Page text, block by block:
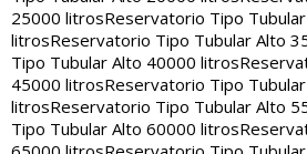
25000 litrosReservatorio Tipo
litrosReservatorio Tipo Tubular Alto
Tipo Tubular Alto 40000 litros
45000 litrosReservatorio Tipo
litrosReservatorio Tipo Tubular Alto
Tipo Tubular Alto 60000 litros